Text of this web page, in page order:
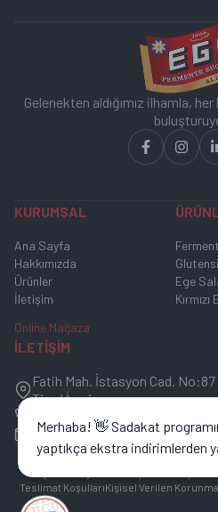
Gelenekten aldığımız ilhamla,
KURUMSAL
Ana Sayfa
Hakkımızda
Ürünler
İletişim
Online Mağaza
Ege
Kırmızı
İLETİŞİM
Fatih Mah. İstasyon Cad. No:87
Tire / İzmir
0 (530) 238 45 74
info@egesucuklari.com.tr
Teslimat KoşullarıKişisel Verilen
Merhaba! 👋 Sadakat
yaptıkça ekstra indirimlerden